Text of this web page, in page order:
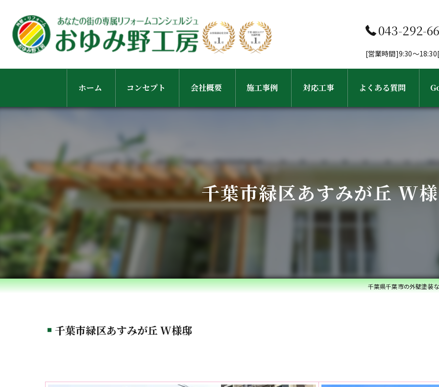
043-292-
[営業時間]9:30～
ホーム コンセプト 会社概要 施工事例 対応工事
屋根塗装・屋根葺き替え工事
雨樋・屋根修理
ベランダ防水・コーキング
よくある質問
千葉市緑区あすみが丘 W
千葉県千葉市の外壁塗装
千葉市緑区あすみが丘 W様邸